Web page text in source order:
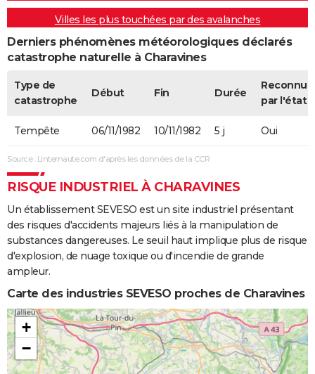
Villes les plus touchées par des avalanches
Derniers phénomènes météorologiques déclarés
catastrophe naturelle à Charavines
Type de
catastrophe
Début Fin Durée
Reconnue
par l'état
Tempête 06/11/1982 10/11/1982 5 j Oui
Source : Linternaute.com d'après les données de la CCR
RISQUE INDUSTRIEL À CHARAVINES
Un établissement SEVESO est un site industriel présentant
des risques d'accidents majeurs liés à la manipulation de
substances dangereuses. Le seuil haut implique plus de risque
d'explosion, de nuage toxique ou d'incendie de grande
ampleur.
Carte des industries SEVESO proches de Charavines
+
−